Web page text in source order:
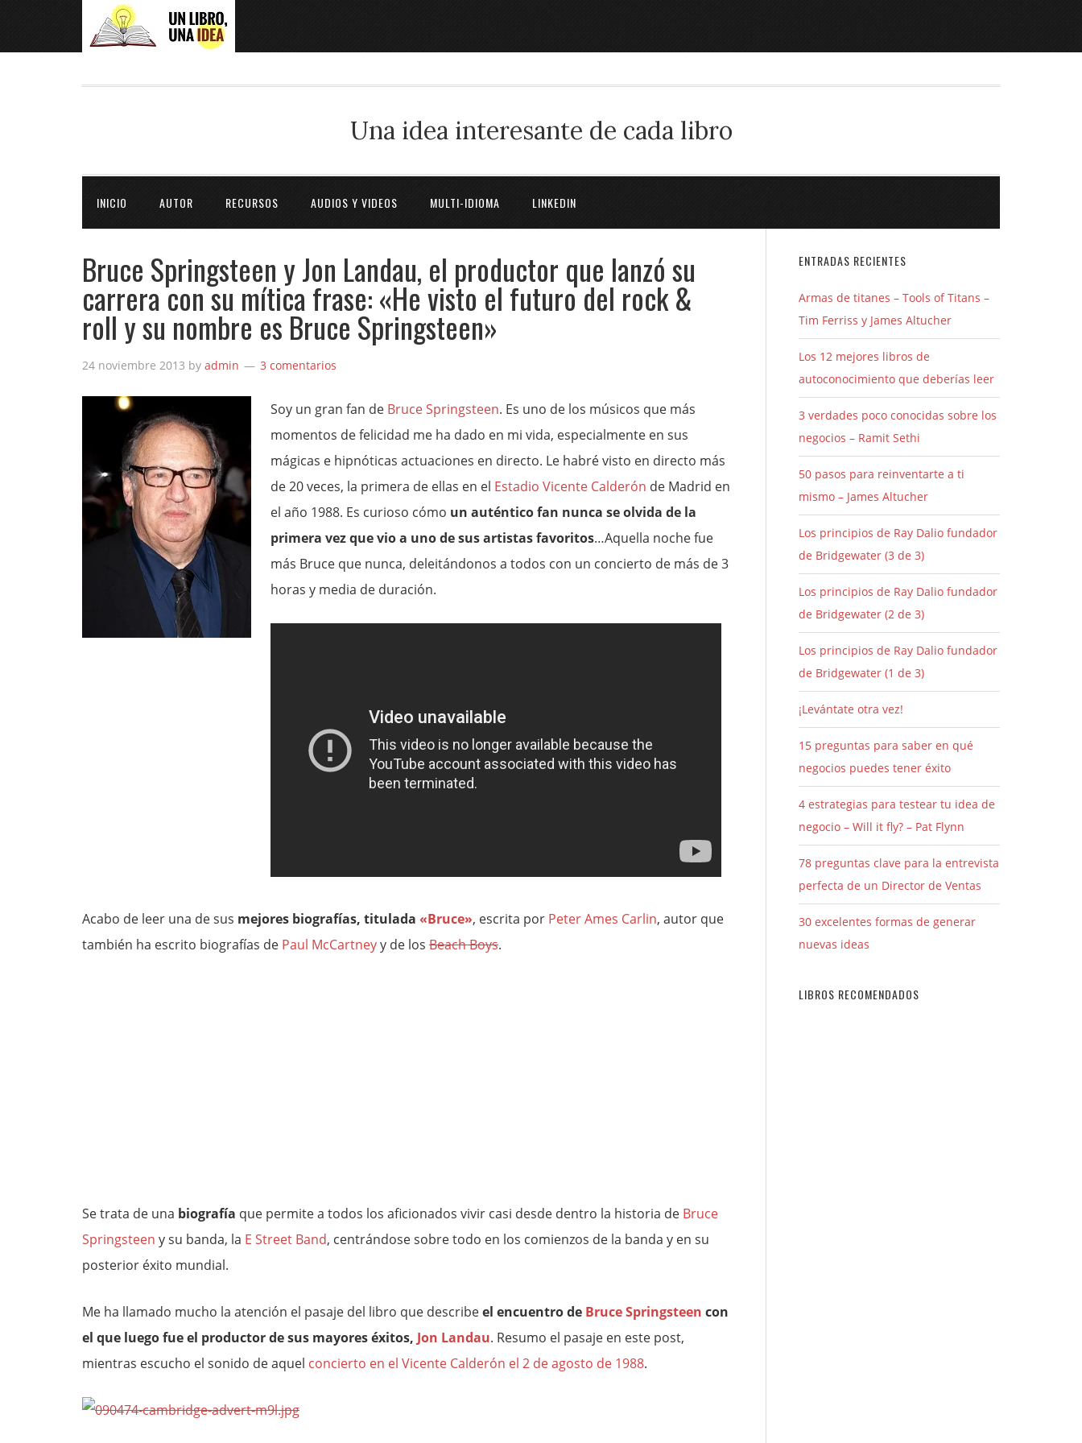
Una idea interesante de cada libro
INICIO AUTOR RECURSOS AUDIOS Y VIDEOS MULTI-IDIOMA LINKEDIN
Bruce Springsteen y Jon Landau, el productor que lanzó su
carrera con su mítica frase: «He visto el futuro del rock &
roll y su nombre es Bruce Springsteen»
24 noviembre 2013 by admin 3 comentarios
Soy un gran fan de Bruce Springsteen. Es uno de los músicos que más
momentos de felicidad me ha dado en mi vida, especialmente en sus
mágicas e hipnóticas actuaciones en directo. Le habré visto en directo más
de 20 veces, la primera de ellas en el Estadio Vicente Calderón de Madrid en
el año 1988. Es curioso cómo un auténtico fan nunca se olvida de la
primera vez que vio a uno de sus artistas favoritos…Aquella noche fue
más Bruce que nunca, deleitándonos a todos con un concierto de más de 3
horas y media de duración.
Acabo de leer una de sus mejores biografías, titulada «Bruce», escrita por Peter Ames Carlin, autor que
también ha escrito biografías de Paul McCartneyy de los Beach Boys.
Se trata de una biografía que permite a todos los aficionados vivir casi desde dentro la historia de Bruce
Springsteen y su banda, la E Street Band, centrándose sobre todo en los comienzos de la banda y en su
posterior éxito mundial.
Me ha llamado mucho la atención el pasaje del libro que describeel encuentro de Bruce Springsteen con
el que luego fue el productor de sus mayores éxitos, Jon Landau. Resumo el pasaje en este post,
mientras escucho el sonido de aquel concierto en el Vicente Calderón el 2 de agosto de 1988.
ENTRADAS RECIENTES
Armas de titanes – Tools of Titans –
Tim Ferriss y James Altucher
Los 12 mejores libros de
autoconocimiento que deberías leer
3 verdades poco conocidas sobre los
negocios – Ramit Sethi
50 pasos para reinventarte a ti
mismo – James Altucher
Los principios de Ray Dalio fundador
de Bridgewater (3 de 3)
Los principios de Ray Dalio fundador
de Bridgewater (2 de 3)
Los principios de Ray Dalio fundador
de Bridgewater (1 de 3)
¡Levántate otra vez!
15 preguntas para saber en qué
negocios puedes tener éxito
4 estrategias para testear tu idea de
negocio – Will it fly? – Pat Flynn
78 preguntas clave para la entrevista
perfecta de un Director de Ventas
30 excelentes formas de generar
nuevas ideas
LIBROS RECOMENDADOS